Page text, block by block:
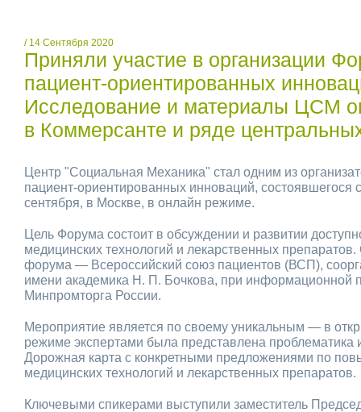
/ 14 Сентября 2020
Приняли участие в организации
пациент-ориентированных
Исследование и материалы ЦСМ
в Коммерсанте и ряде
Центр "Социальная Механика" стал одним из
пациент-ориентированных инноваций, состоявшегося
сентября, в Москве, в онлайн режиме.
Цель Форума состоит в обсуждении и развитии
медицинских технологий и лекарственных препаратов.
форума — Всероссийский союз пациентов (ВСП),
имени академика Н. П. Бочкова, при информационной
Минпромторга России.
Мероприятие является по своему уникальным — в
режиме экспертами была представлена проблематика
Дорожная карта с конкретными предложениями по
медицинских технологий и лекарственных препаратов.
Ключевыми спикерами выступили заместитель